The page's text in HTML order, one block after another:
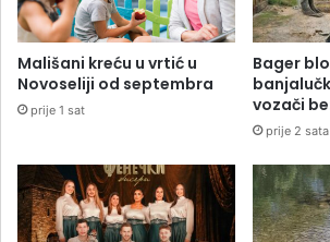
Mališani kreću u vrtić u
Novoseliji od septembra
prije 1 sat
Bager
vozači
prije 2 sata